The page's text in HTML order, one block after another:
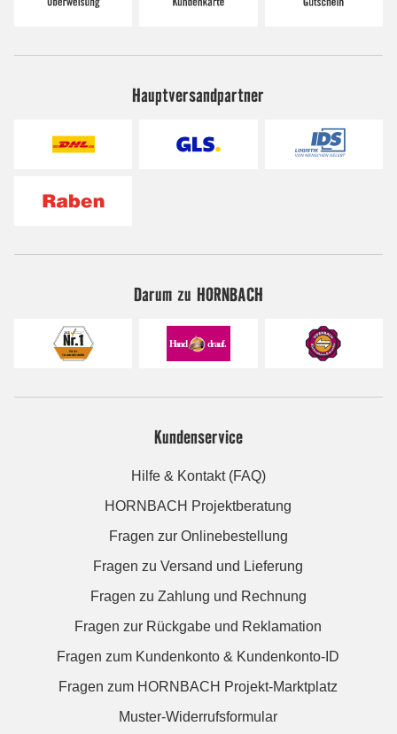
Hauptversandpartner
Darum zu HORNBACH
Kundenservice
Hilfe & Kontakt (FAQ)
HORNBACH Projektberatung
Fragen zur Onlinebestellung
Fragen zu Versand und Lieferung
Fragen zu Zahlung und Rechnung
Fragen zur Rückgabe und Reklamation
Fragen zum Kundenkonto & Kundenkonto-ID
Fragen zum HORNBACH Projekt-Marktplatz
Muster-Widerrufsformular